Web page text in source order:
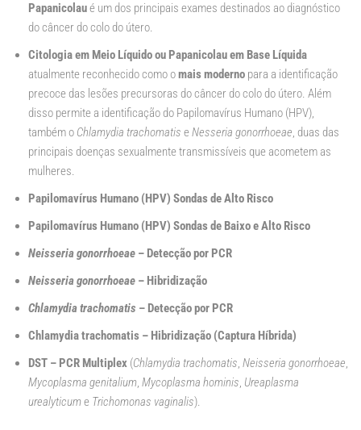
Papanicolaué um dos principais exames destinados ao diagnóstico
do câncer do colo do útero.
Citologia em Meio Líquidoou Papanicolau em Base Líquida
atualmente reconhecido como omais moderno para a identificação
precoce das lesões precursoras do câncer do colo do útero. Além
disso permite a identificação do Papilomavírus Humano (HPV),
também o Chlamydia trachomatis eNesseria gonorrhoeae, duas das
principais doenças sexualmente transmissíveis que acometem as
mulheres.
Papilomavírus Humano (HPV) Sondas de Alto Risco
Papilomavírus Humano (HPV) Sondas de Baixo e Alto Risco
Neisseria gonorrhoeae – Detecção por PCR
Neisseria gonorrhoeae – Hibridização
Chlamydia trachomatis – Detecção por PCR
Chlamydia trachomatis – Hibridização (Captura Híbrida)
DST – PCR Multiplex (Chlamydia trachomatis, Neisseria gonorrhoeae,
Mycoplasma genitalium, Mycoplasma hominis, Ureaplasma
urealyticume Trichomonas vaginalis).